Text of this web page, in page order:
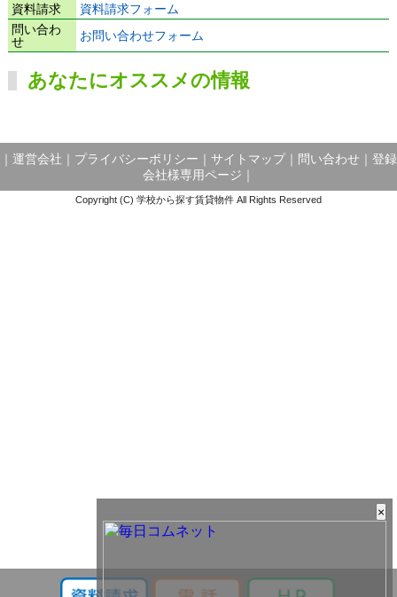
資料請求
資料請求フォーム
問い合わ
せ
お問い合わせフォーム
あなたにオススメの情報
運営会社 プライバシーポリシー サイトマップ｜ 問い合わせ
登録
会社様専用ページ
Copyright (C) 学校から探す賃貸物件 All Rights Reserved